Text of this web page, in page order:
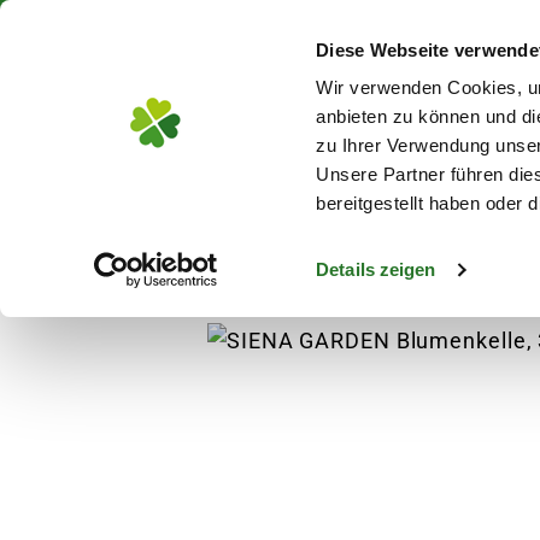
Diese Webseite
Wir verwenden Cookies,
anbieten zu können und
zu Ihrer Verwendung
Unsere Partner führen
bereitgestellt haben oder
Details zeigen
Blumen
Gartenwerkzeuge Kellen, Hacken